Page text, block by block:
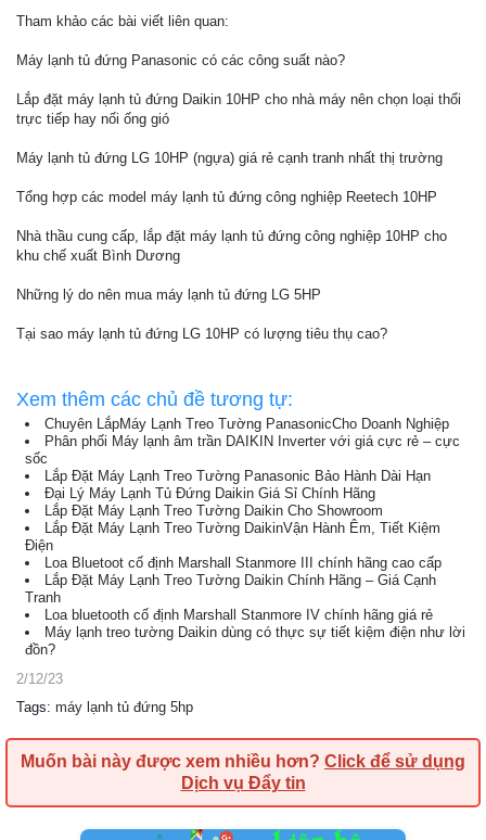
Tham khảo các bài viết liên quan:
Máy lạnh tủ đứng Panasonic có các công suất nào?
Lắp đặt máy lạnh tủ đứng Daikin 10HP cho nhà máy nên chọn loại thổi
trực tiếp hay nối ống gió
Máy lạnh tủ đứng LG 10HP (ngựa) giá rẻ cạnh tranh nhất thị trường
Tổng hợp các model máy lạnh tủ đứng công nghiệp Reetech 10HP
Nhà thầu cung cấp, lắp đặt máy lạnh tủ đứng công nghiệp 10HP cho
khu chế xuất Bình Dương
Những lý do nên mua máy lạnh tủ đứng LG 5HP
Tại sao máy lạnh tủ đứng LG 10HP có lượng tiêu thụ cao?
Xem thêm các chủ đề tương tự:
Chuyên LắpMáy Lạnh Treo Tường PanasonicCho Doanh Nghiệp
Phân phối Máy lạnh âm trần DAIKIN Inverter với giá cực rẻ – cực
sốc
Lắp Đặt Máy Lạnh Treo Tường Panasonic Bảo Hành Dài Hạn
Đại Lý Máy Lạnh Tủ Đứng Daikin Giá Sỉ Chính Hãng
Lắp Đặt Máy Lạnh Treo Tường Daikin Cho Showroom
Lắp Đặt Máy Lạnh Treo Tường DaikinVận Hành Êm, Tiết Kiệm
Điện
Loa Bluetoot cố định Marshall Stanmore III chính hãng cao cấp
Lắp Đặt Máy Lạnh Treo Tường Daikin Chính Hãng – Giá Cạnh
Tranh
Loa bluetooth cố định Marshall Stanmore IV chính hãng giá rẻ
Máy lạnh treo tường Daikin dùng có thực sự tiết kiệm điện như lời
đồn?
2/12/23
Tags: máy lạnh tủ đứng 5hp
Muốn bài này được xem nhiều hơn? Click để sử dụng
Dịch vụ Đẩy tin